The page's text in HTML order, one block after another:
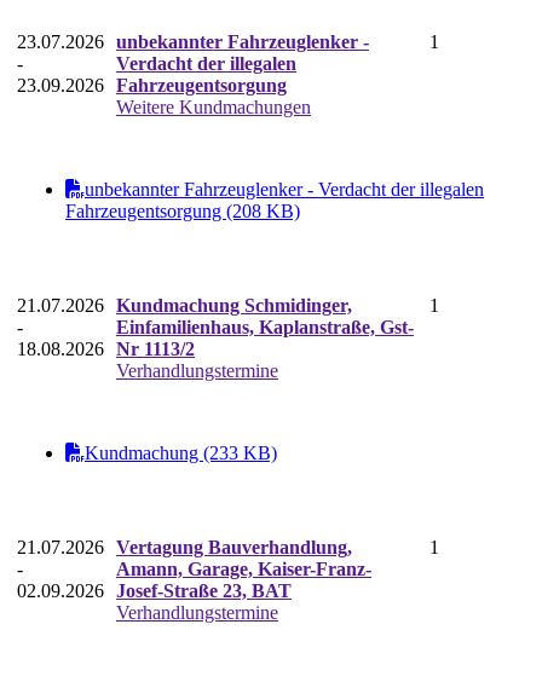
23.07.2026
-
23.09.2026
unbekannter Fahrzeuglenker -
Verdacht der illegalen
Fahrzeugentsorgung
Weitere Kundmachungen
1
unbekannter Fahrzeuglenker - Verdacht der illegalen
Fahrzeugentsorgung (208 KB)
21.07.2026
-
18.08.2026
Kundmachung Schmidinger,
Einfamilienhaus, Kaplanstraße, Gst-
Nr 1113/2
Verhandlungstermine
1
Kundmachung (233 KB)
21.07.2026
-
02.09.2026
Vertagung Bauverhandlung,
Amann, Garage, Kaiser-Franz-
Josef-Straße 23, BAT
Verhandlungstermine
1